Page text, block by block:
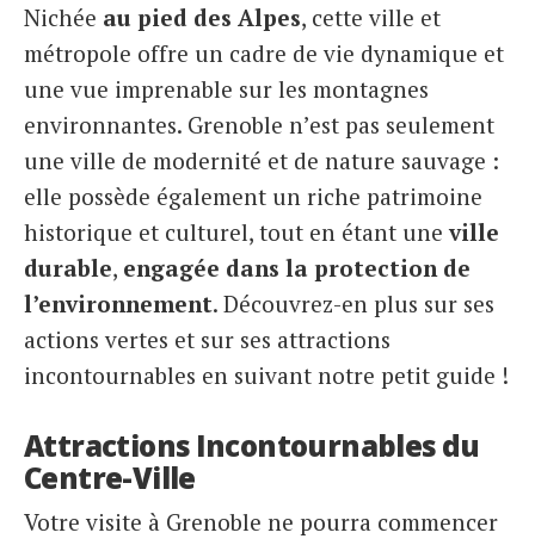
Nichée au pied des Alpes, cette ville et
métropole offre un cadre de vie dynamique et
une vue imprenable sur les montagnes
environnantes. Grenoble n’est pas seulement
une ville de modernité et de nature sauvage :
elle possède également un riche patrimoine
historique et culturel, tout en étant une ville
durable, engagée dans la protection de
l’environnement. Découvrez-en plus sur ses
actions vertes et sur ses attractions
incontournables en suivant notre petit guide !
Attractions Incontournables du
Centre-Ville
Votre visite à Grenoble ne pourra commencer